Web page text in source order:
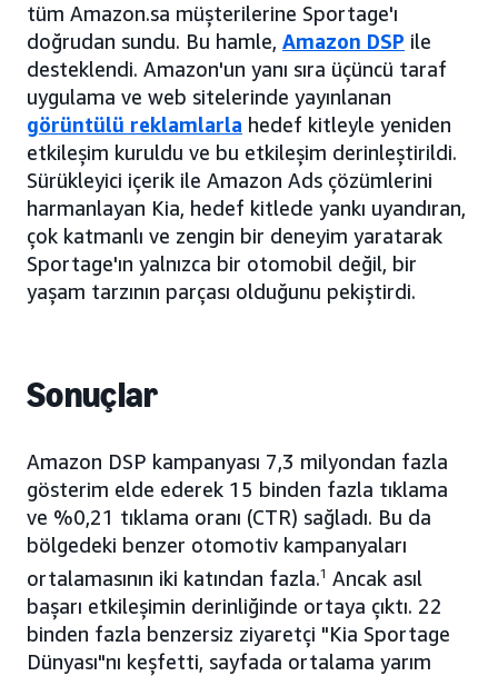
tüm Amazon.sa müşterilerine Sportage'ı
doğrudan sundu. Bu hamle, Amazon DSP ile
desteklendi. Amazon'un yanı sıra üçüncü taraf
uygulama ve web sitelerinde yayınlanan
görüntülü reklamlarla hedef kitleyle yeniden
etkileşim kuruldu ve bu etkileşim derinleştirildi.
Sürükleyici içerik ile Amazon Ads çözümlerini
harmanlayan Kia, hedef kitlede yankı uyandıran,
çok katmanlı ve zengin bir deneyim yaratarak
Sportage'ın yalnızca bir otomobil değil, bir
yaşam tarzının parçası olduğunu pekiştirdi.
Sonuçlar
Amazon DSP kampanyası 7,3 milyondan fazla
gösterim elde ederek 15 binden fazla tıklama
ve %0,21 tıklama oranı (CTR) sağladı. Bu da
bölgedeki benzer otomotiv kampanyaları
ortalamasının iki katından fazla.1 Ancak asıl
başarı etkileşimin derinliğinde ortaya çıktı. 22
binden fazla benzersiz ziyaretçi "Kia Sportage
Dünyası"nı keşfetti, sayfada ortalama yarım